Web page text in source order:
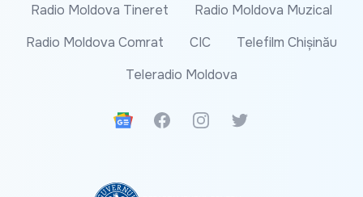
Radio Moldova Tineret
Radio Moldova Muzical
Radio Moldova Comrat
CIC
Telefilm Chișinău
Teleradio Moldova
Google News
FacebookInstagramTwitter